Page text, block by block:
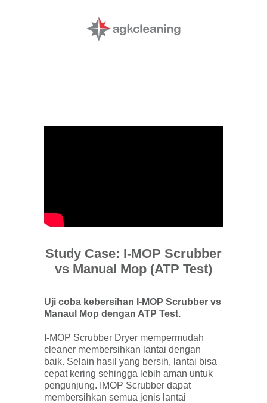
Study Case: I-MOP Scrubber
vs Manual Mop (ATP Test)
Uji coba kebersihan I-MOP Scrubber vs
Manaul Mop dengan ATP Test.
I-MOP Scrubber Dryer mempermudah
cleaner membersihkan lantai dengan
baik. Selain hasil yang bersih, lantai bisa
cepat kering sehingga lebih aman untuk
pengunjung. IMOP Scrubber dapat
membersihkan semua jenis lantai